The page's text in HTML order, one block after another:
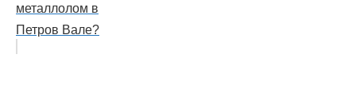
металлолом в
Петров Вале?